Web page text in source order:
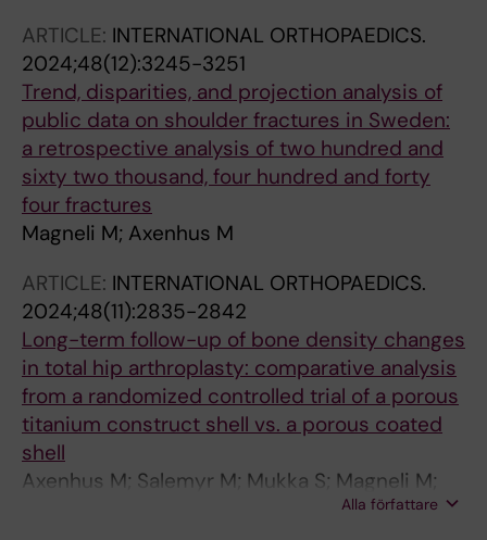
ARTICLE: INTERNATIONAL ORTHOPAEDICS.
2024;48(12):3245-3251
Trend, disparities, and projection analysis of
public data on shoulder fractures in Sweden:
a retrospective analysis of two hundred and
sixty two thousand, four hundred and forty
four fractures
Magneli M; Axenhus M
ARTICLE: INTERNATIONAL ORTHOPAEDICS.
2024;48(11):2835-2842
Long-term follow-up of bone density changes
in total hip arthroplasty: comparative analysis
from a randomized controlled trial of a porous
titanium construct shell vs. a porous coated
shell
Axenhus M; Salemyr M; Mukka S; Magneli M;
Alla författare